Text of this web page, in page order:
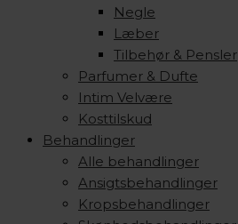
Negle
Læber
Tilbehør & Pensler
Parfumer & Dufte
Intim Velvære
Kosttilskud
Behandlinger
Alle behandlinger
Ansigtsbehandlinger
Kropsbehandlinger